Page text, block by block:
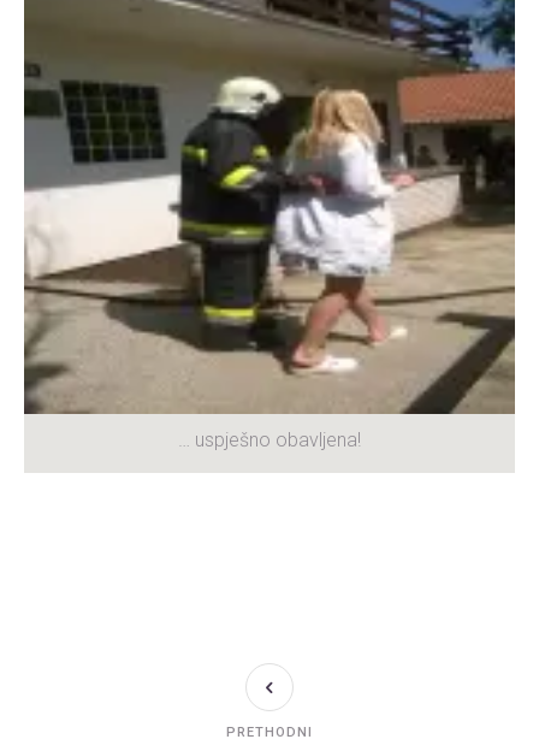
… uspješno obavljena!
PRETHODNI